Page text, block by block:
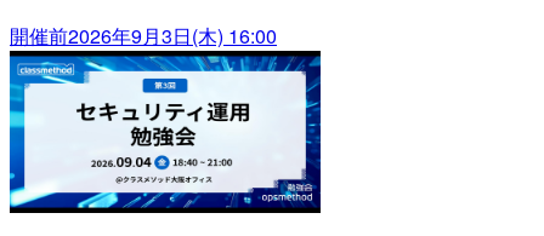
開催前2026年9月3日(木) 16:00